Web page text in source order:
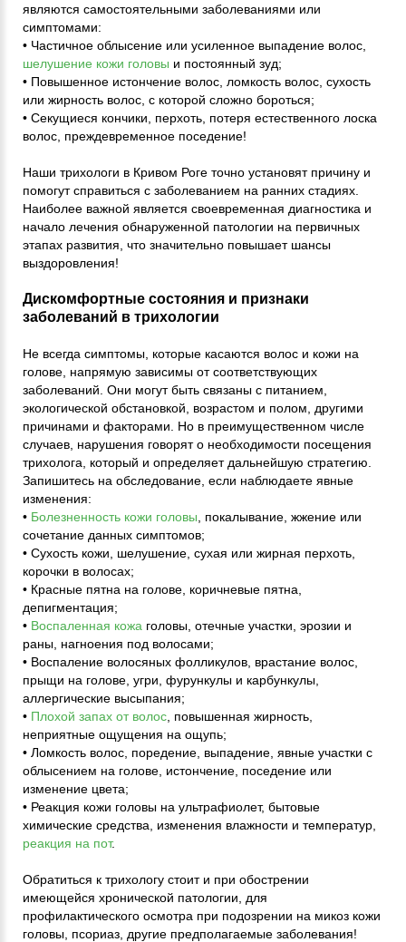
являются самостоятельными заболеваниями или
симптомами:
• Частичное облысение или усиленное выпадение волос,
шелушение кожи головы и постоянный зуд;
• Повышенное истончение волос, ломкость волос, сухость
или жирность волос, с которой сложно бороться;
• Секущиеся кончики, перхоть, потеря естественного лоска
волос, преждевременное поседение!
Наши трихологи в Кривом Роге точно установят причину и
помогут справиться с заболеванием на ранних стадиях.
Наиболее важной является своевременная диагностика и
начало лечения обнаруженной патологии на первичных
этапах развития, что значительно повышает шансы
выздоровления!
Дискомфортные состояния и признаки
заболеваний в трихологии
Не всегда симптомы, которые касаются волос и кожи на
голове, напрямую зависимы от соответствующих
заболеваний. Они могут быть связаны с питанием,
экологической обстановкой, возрастом и полом, другими
причинами и факторами. Но в преимущественном числе
случаев, нарушения говорят о необходимости посещения
трихолога, который и определяет дальнейшую стратегию.
Запишитесь на обследование, если наблюдаете явные
изменения:
• Болезненность кожи головы , покалывание, жжение или
сочетание данных симптомов;
• Сухость кожи, шелушение, сухая или жирная перхоть,
корочки в волосах;
• Красные пятна на голове, коричневые пятна,
депигментация;
• Воспаленная кожа головы, отечные участки, эрозии и
раны, нагноения под волосами;
• Воспаление волосяных фолликулов, врастание волос,
прыщи на голове, угри, фурункулы и карбункулы,
аллергические высыпания;
• Плохой запах от волос , повышенная жирность,
неприятные ощущения на ощупь;
• Ломкость волос, поредение, выпадение, явные участки с
облысением на голове, истончение, поседение или
изменение цвета;
• Реакция кожи головы на ультрафиолет, бытовые
химические средства, изменения влажности и температур,
реакция на пот.
Обратиться к трихологу стоит и при обострении
имеющейся хронической патологии, для
профилактического осмотра при подозрении на микоз кожи
головы, псориаз, другие предполагаемые заболевания!